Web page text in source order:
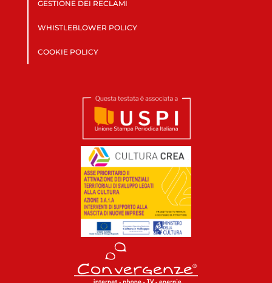
GESTIONE DEI RECLAMI
WHISTLEBLOWER POLICY
COOKIE POLICY